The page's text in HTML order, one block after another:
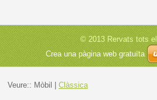
© 2013 Rervats tots
Crea una pàgina web gratuïta
Veure:: Mòbil Clàssica